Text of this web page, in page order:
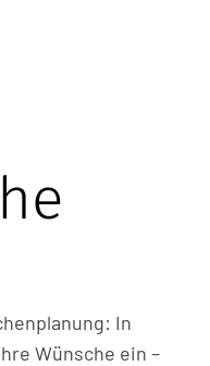
In
Wünsche ein –